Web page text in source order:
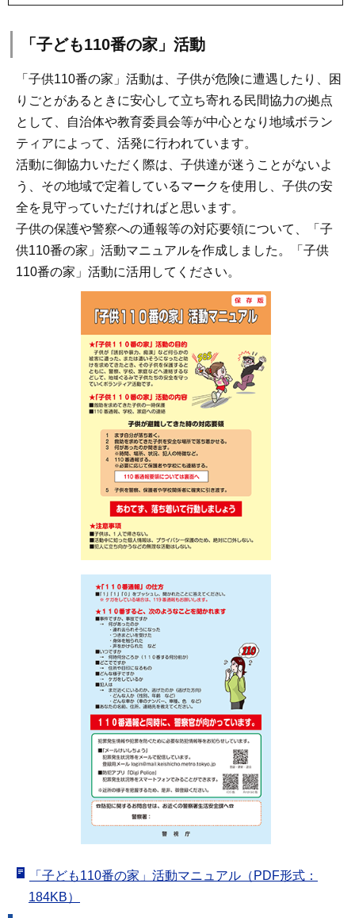
「子ども110番の家」活動
「子供110番の家」活動は、子供が危険に遭遇したり、困
りごとがあるときに安心して立ち寄れる民間協力の拠点
として、自治体や教育委員会等が中心となり地域ボラン
ティアによって、活発に行われています。
活動に御協力いただく際は、子供達が迷うことがないよ
う、その地域で定着しているマークを使用し、子供の安
全を見守っていただければと思います。
子供の保護や警察への通報等の対応要領について、「子
供110番の家」活動マニュアルを作成しました。「子供
110番の家」活動に活用してください。
「子ども110番の家」活動マニュアル（PDF形式：
184KB）